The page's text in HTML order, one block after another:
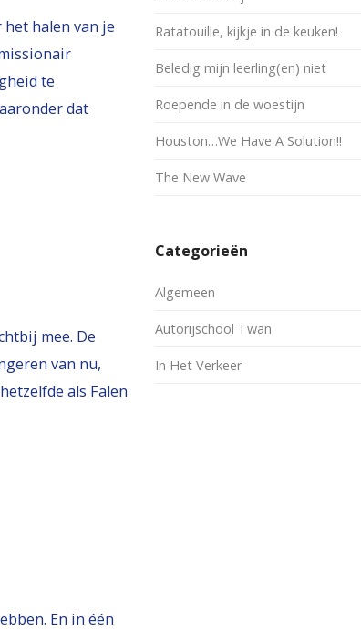
halen van je
te
dat
mee. De
van nu,
als Falen
En in één
Ratatouille, kijkje in de keuken!
Beledig mijn leerling(en) niet
Roepende in de woestijn
Houston…We Have A Solution!!
The New Wave
Categorieën
Algemeen
Autorijschool Twan
In Het Verkeer